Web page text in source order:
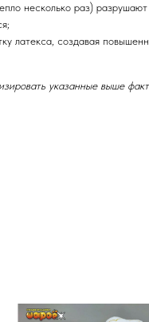
несколько раз)
латекса, создавая
указанные выше